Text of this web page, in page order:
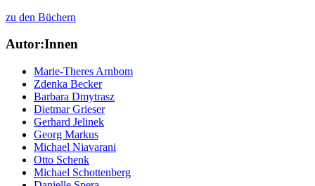
zu den Büchern
Autor:Innen
Marie-Theres Arnbom
Zdenka Becker
Barbara Dmytrasz
Dietmar Grieser
Gerhard Jelinek
Georg Markus
Michael Niavarani
Otto Schenk
Michael Schottenberg